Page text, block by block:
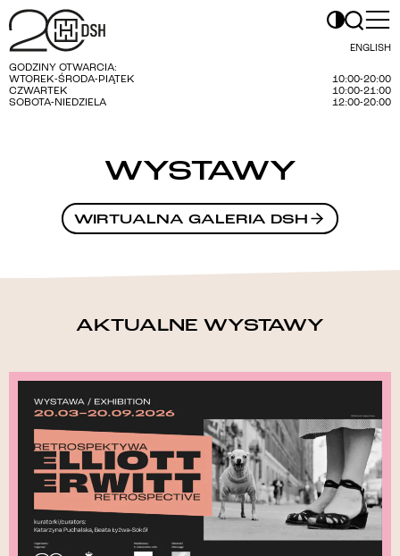
ENGLISH
GODZINY OTWARCIA:
WTOREK-ŚRODA-PIĄTEK
10:00-20:00
CZWARTEK
10:00-21:00
SOBOTA-NIEDZIELA
12:00-20:00
WYSTAWY
WIRTUALNA GALERIA DSH
AKTUALNE WYSTAWY